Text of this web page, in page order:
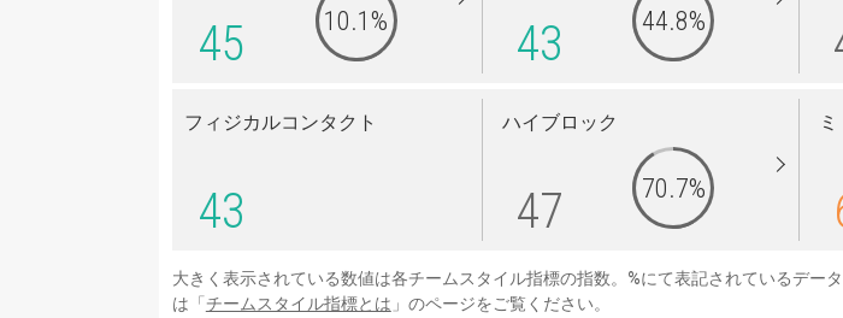
45 10.1% 43 44.8%
フィジカルコンタクト
43
ハイブロック
47 70.7%
大きく表示されている数値は各チームスタイル指標の指数。%にて表記されているデ
は「 チームスタイル指標とは 」のページをご覧ください。